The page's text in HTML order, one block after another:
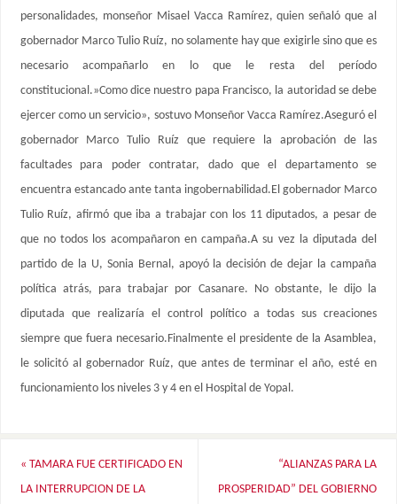
personalidades, monseñor Misael Vacca Ramírez, quien señaló que al
gobernador Marco Tulio Ruíz, no solamente hay que exigirle sino que es
necesario acompañarlo en lo que le resta del período
constitucional.»Como dice nuestro papa Francisco, la autoridad se debe
ejercer como un servicio», sostuvo Monseñor Vacca Ramírez.Aseguró el
gobernador Marco Tulio Ruíz que requiere la aprobación de las
facultades para poder contratar, dado que el departamento se
encuentra estancado ante tanta ingobernabilidad.El gobernador Marco
Tulio Ruíz, afirmó que iba a trabajar con los 11 diputados, a pesar de
que no todos los acompañaron en campaña.A su vez la diputada del
partido de la U, Sonia Bernal, apoyó la decisión de dejar la campaña
política atrás, para trabajar por Casanare. No obstante, le dijo la
diputada que realizaría el control político a todas sus creaciones
siempre que fuera necesario.Finalmente el presidente de la Asamblea,
le solicitó al gobernador Ruíz, que antes de terminar el año, esté en
funcionamiento los niveles 3 y 4 en el Hospital de Yopal.
« TAMARA FUE CERTIFICADO EN
LA INTERRUPCION DE LA
“ALIANZAS PARA LA
PROSPERIDAD” DEL GOBIERNO